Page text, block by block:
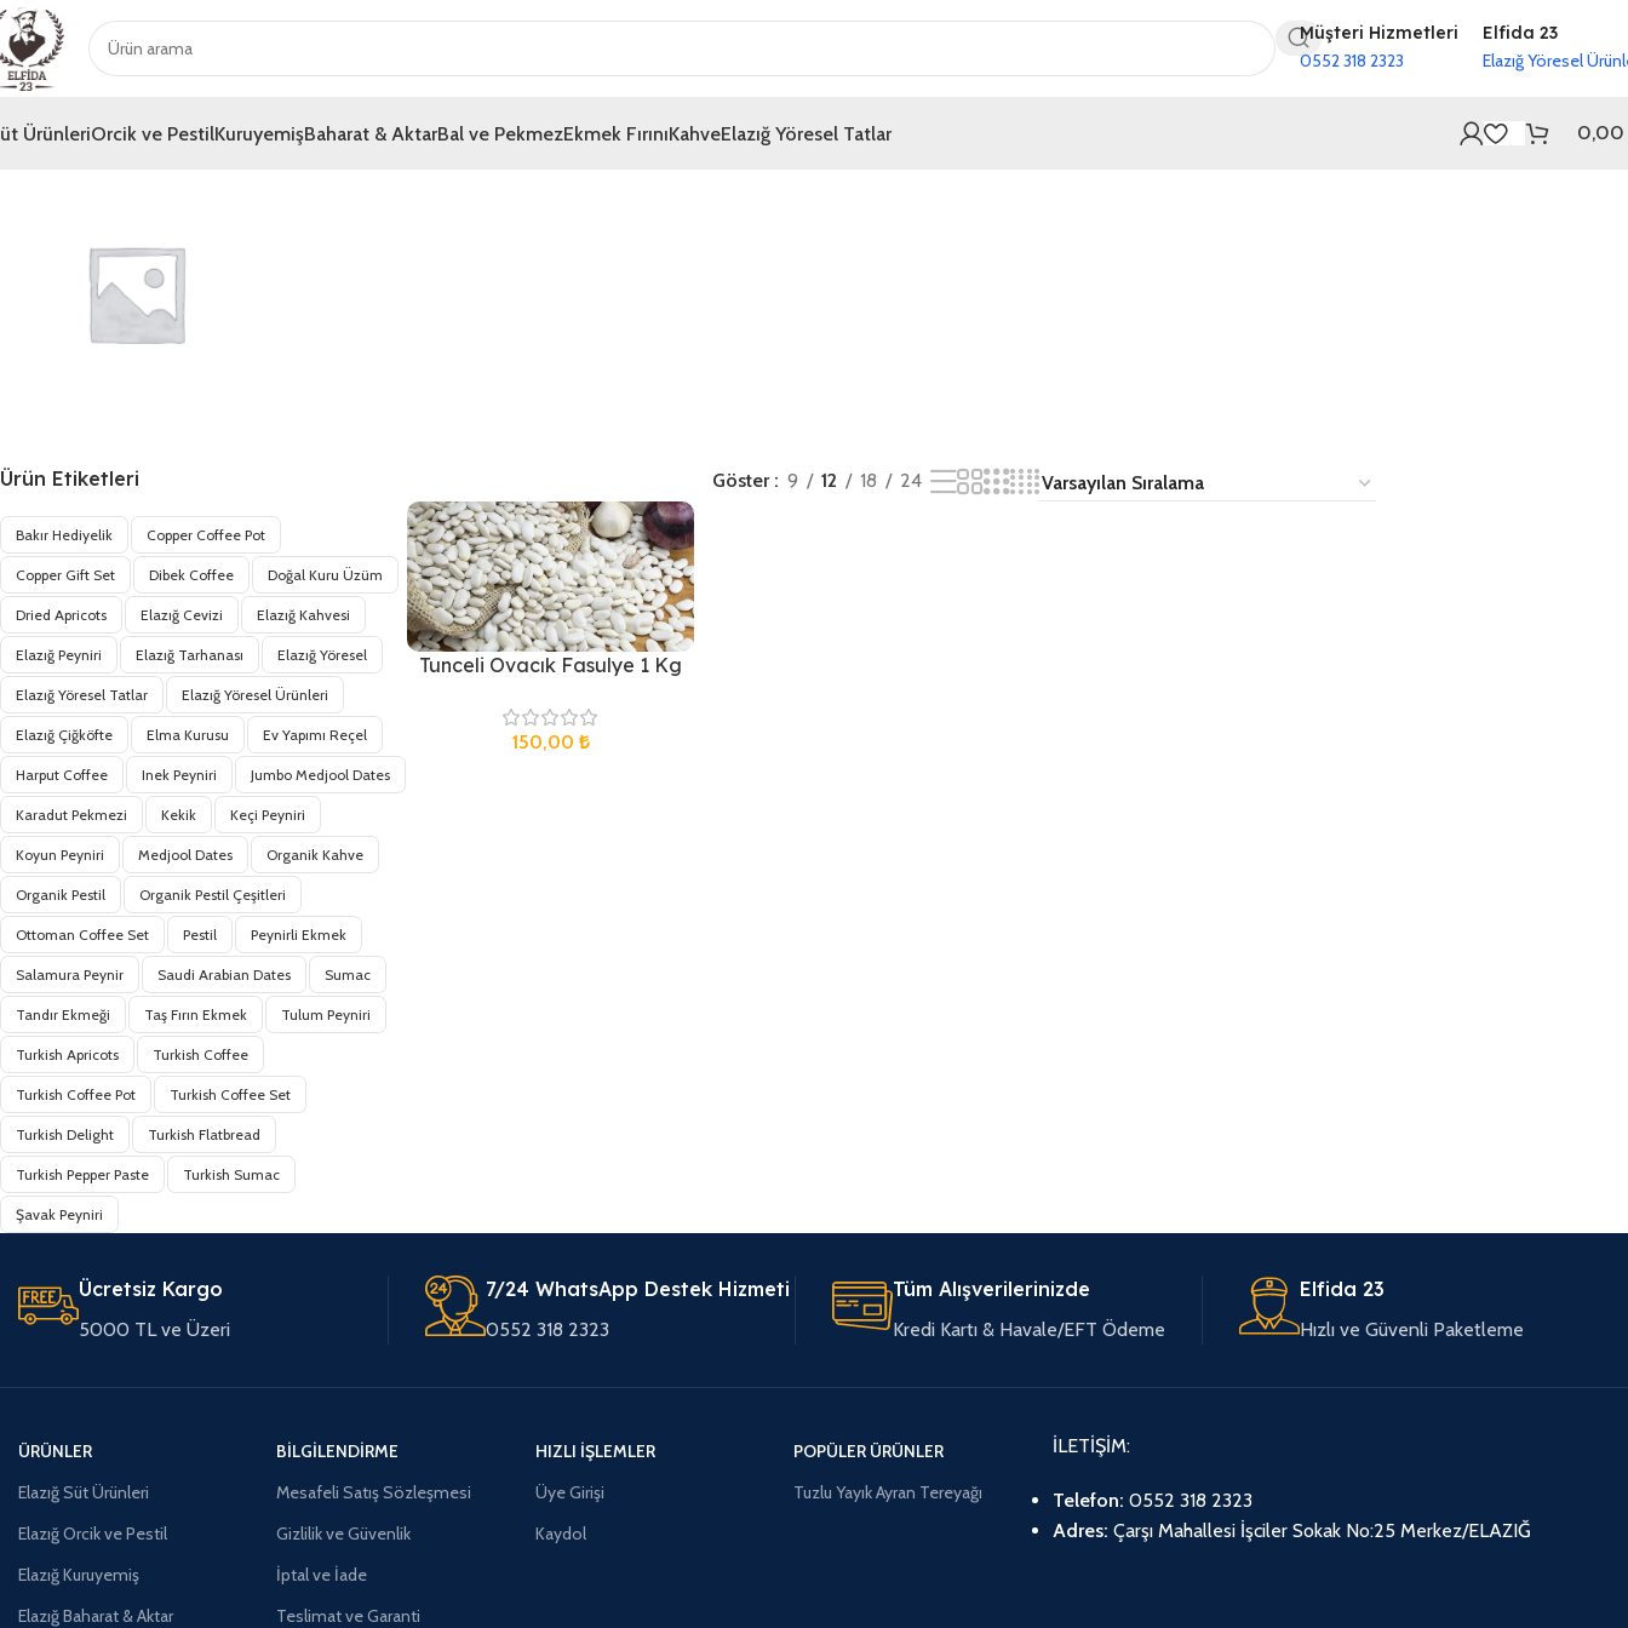
Müşteri Hizmetleri
0552 318 2323
Elfida 23
Elazığ Yöresel
ÜrünleriOrcik ve PestilKuruyemişBaharat & AktarBal ve PekmezEkmek FırınıKahveElazığ Yöresel Tatlar 0,00
Genel
Ürün Etiketleri
Bakır Hediyelik Copper Coffee Pot
Copper Gift Set Dibek Coffee Doğal Kuru Üzüm
Dried Apricots Elazığ Cevizi Elazığ Kahvesi
Elazığ Peyniri Elazığ Tarhanası Elazığ Yöresel
Elazığ Yöresel Tatlar Elazığ Yöresel Ürünleri
Elazığ Çiğköfte Elma Kurusu Ev Yapımı Reçel
Harput Coffee Inek Peyniri Jumbo Medjool Dates
Karadut Pekmezi Kekik Keçi Peyniri
Koyun Peyniri Medjool Dates Organik Kahve
Organik Pestil Organik Pestil Çeşitleri
Ottoman Coffee Set Pestil Peynirli Ekmek
Salamura Peynir Saudi Arabian Dates Sumac
Tandır Ekmeği Taş Fırın Ekmek Tulum Peyniri
Turkish Apricots Turkish Coffee
Turkish Coffee Pot Turkish Coffee Set
Turkish Delight Turkish Flatbread
Turkish Pepper Paste Turkish Sumac
Şavak Peyniri
Göster 9 12 18 24
Tunceli Ovacık Fasulye 1 Kg
150,00 ₺
Ücretsiz Kargo
5000 TL ve Üzeri
7/24 WhatsApp Destek Hizmeti
0552 318 2323
Tüm Alışverilerinizde
Kredi Kartı & Havale/EFT Ödeme
Elfida 23
Hızlı ve Güvenli Paketleme
ÜRÜNLER
Elazığ Süt Ürünleri
Elazığ Orcik ve Pestil
Elazığ Kuruyemiş
Elazığ Baharat & Aktar
BILGILENDIRME
Mesafeli Satış Sözleşmesi
Gizlilik ve Güvenlik
İptal ve İade
Teslimat ve Garanti
HIZLI İŞLEMLER
Üye Girişi
Kaydol
POPÜLER ÜRÜNLER
Tuzlu Yayık Ayran Tereyağı
İLETİŞİM:
Telefon: 0552 318 2323
Adres: Çarşı Mahallesi İşciler Sokak No:25 Merkez/ELAZIĞ